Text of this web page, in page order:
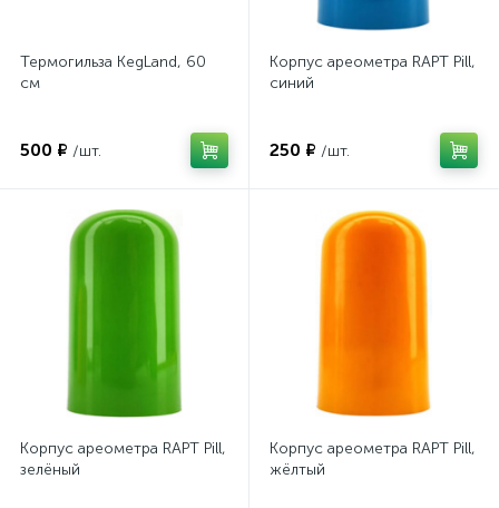
Термогильза KegLand, 60
см
500 ₽ /шт.
Корпус ареометра RAPT Pill,
синий
250 ₽ /шт.
Корпус ареометра RAPT Pill,
зелёный
Корпус ареометра RAPT Pill,
жёлтый